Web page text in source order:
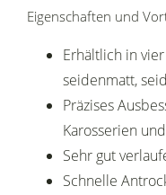
Eigenschaften und
Erhältlich in
seidenmatt,
Präzises
Karosserien
Sehr gut
Schnelle